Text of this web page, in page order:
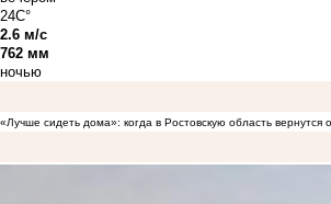
24C°
2.6 м/с
762 мм
ночью
«Лучше сидеть дома»: когда в Ростовскую область вернутся